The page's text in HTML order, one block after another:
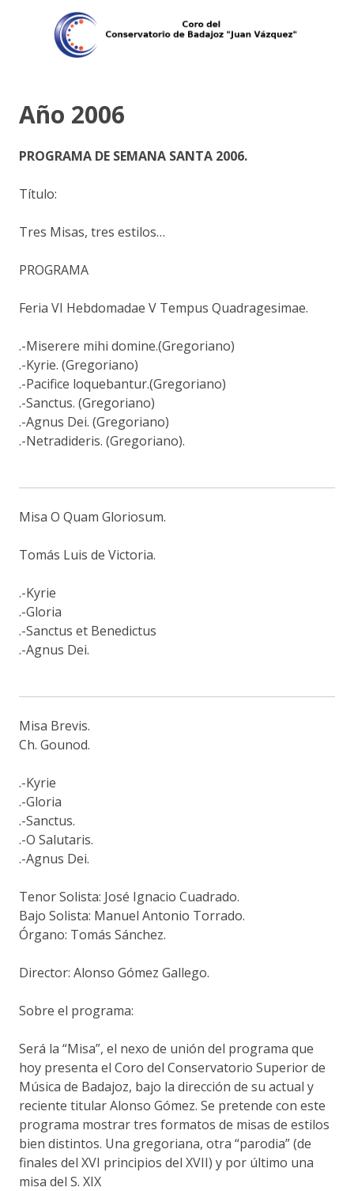
Año 2006
PROGRAMA DE SEMANA SANTA 2006.
Título:
Tres Misas, tres estilos…
PROGRAMA
Feria VI Hebdomadae V Tempus Quadragesimae.
.-Miserere mihi domine.(Gregoriano)
.-Kyrie. (Gregoriano)
.-Pacifice loquebantur.(Gregoriano)
.-Sanctus. (Gregoriano)
.-Agnus Dei. (Gregoriano)
.-Netradideris. (Gregoriano).
Misa O Quam Gloriosum.
Tomás Luis de Victoria.
.-Kyrie
.-Gloria
.-Sanctus et Benedictus
.-Agnus Dei.
Misa Brevis.
Ch. Gounod.
.-Kyrie
.-Gloria
.-Sanctus.
.-O Salutaris.
.-Agnus Dei.
Tenor Solista: José Ignacio Cuadrado.
Bajo Solista: Manuel Antonio Torrado.
Órgano: Tomás Sánchez.
Director: Alonso Gómez Gallego.
Sobre el programa:
Será la “Misa”, el nexo de unión del programa que
hoy presenta el Coro del Conservatorio Superior de
Música de Badajoz, bajo la dirección de su actual y
reciente titular Alonso Gómez. Se pretende con este
programa mostrar tres formatos de misas de estilos
bien distintos. Una gregoriana, otra “parodia” (de
finales del XVI principios del XVII) y por último una
misa del S. XIX